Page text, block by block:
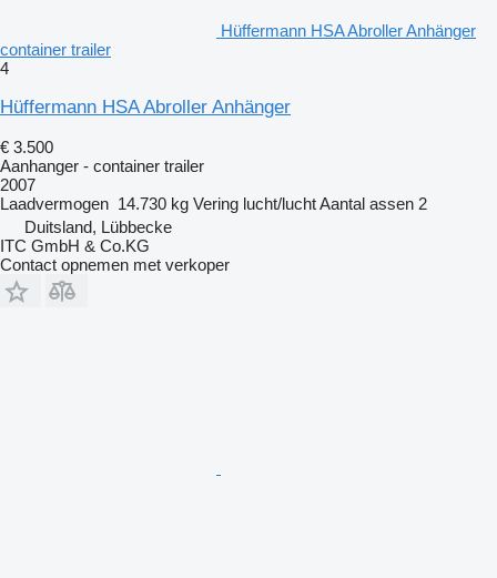
Hüffermann HSA Abroller Anhänger
container trailer
4
Hüffermann HSA Abroller Anhänger
€ 3.500
Aanhanger - container trailer
2007
Laadvermogen 14.730 kg Vering lucht/luchtAantal assen 2
Duitsland, Lübbecke
ITC GmbH & Co.KG
Contact opnemen met verkoper